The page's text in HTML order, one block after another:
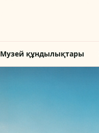
Музей құндылықтары